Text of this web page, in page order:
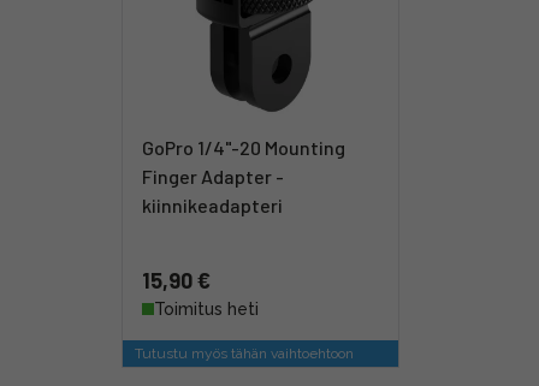
GoPro 1/4"-20 Mounting
Finger Adapter -
kiinnikeadapteri
15,90 €
Toimitus heti
Tutustu myös tähän vaihtoehtoon